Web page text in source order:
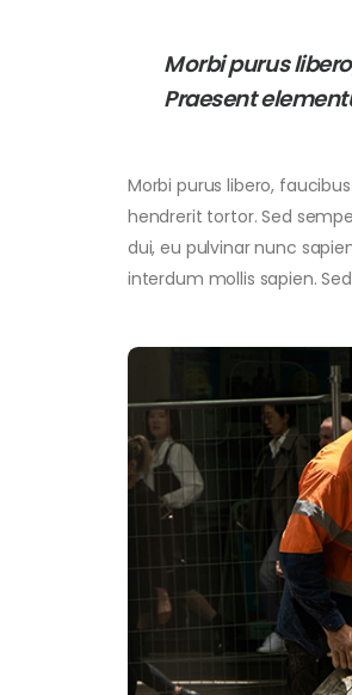
Morbi purus
Praesent
Morbi purus libero,
hendrerit tortor. Sed
dui, eu pulvinar nunc
interdum mollis sapien.